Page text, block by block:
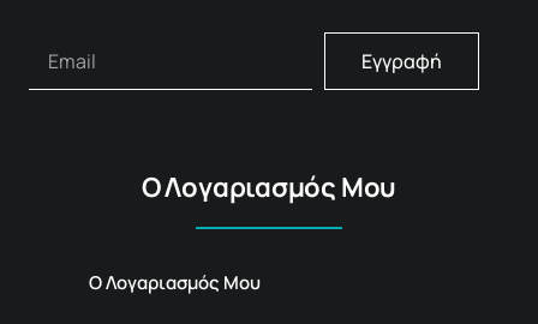
Εγγραφή
Ο Λογαριασμός Μου
Ο Λογαριασμός Μου